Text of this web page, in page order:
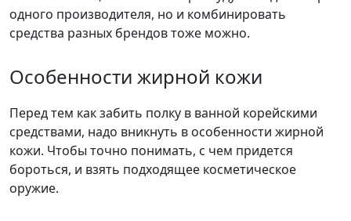
одного производителя, но и комбинировать
средства разных брендов тоже можно.
Особенности жирной кожи
Перед тем как забить полку в ванной корейскими
средствами, надо вникнуть в особенности жирной
кожи. Чтобы точно понимать, с чем придется
бороться, и взять подходящее косметическое
оружие.